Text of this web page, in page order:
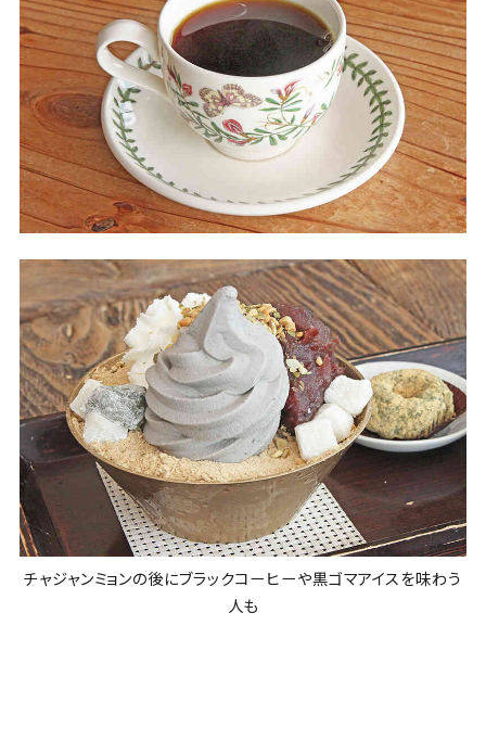
チャジャンミョンの後にブラックコーヒーや黒ゴマアイスを味わう
人も